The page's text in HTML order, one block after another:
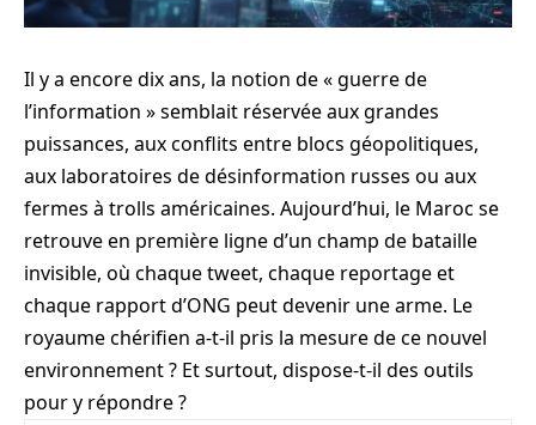
Il y a encore dix ans, la notion de « guerre de
l’information » semblait réservée aux grandes
puissances, aux conflits entre blocs géopolitiques,
aux laboratoires de désinformation russes ou aux
fermes à trolls américaines. Aujourd’hui, le Maroc se
retrouve en première ligne d’un champ de bataille
invisible, où chaque tweet, chaque reportage et
chaque rapport d’ONG peut devenir une arme. Le
royaume chérifien a-t-il pris la mesure de ce nouvel
environnement ? Et surtout, dispose-t-il des outils
pour y répondre ?